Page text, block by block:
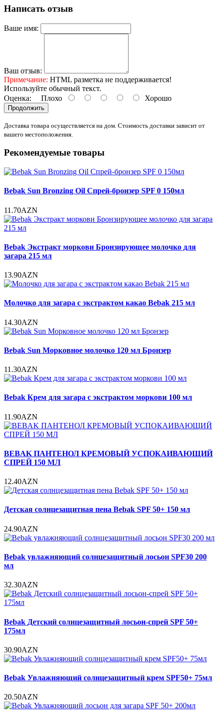
Написать отзыв
Ваше имя:
Ваш отзыв:
Примечание: HTML разметка не поддерживается!
Используйте обычный текст.
Оценка: Плохо Хорошо
Продолжить
Доставка товара осуществляется на дом. Стоимость доставки зависит от
вашего местоположения.
Рекомендуемые товары
Bebak Sun Bronzing Oil Спрей-бронзер SPF 0 150мл
11.70AZN
Bebak Экстракт моркови Бронзирующее молочко для
загара 215 мл
13.90AZN
Молочко для загара с экстрактом какао Bebak 215 мл
14.30AZN
Bebak Sun Морковное молочко 120 мл Бронзер
11.30AZN
Bebak Крем для загара с экстрактом моркови 100 мл
11.90AZN
BEBAK ПАНТЕНОЛ КРЕМОВЫЙ УСПОКАИВАЮЩИЙ
СПРЕЙ 150 МЛ
12.40AZN
Детская солнцезащитная пена Bebak SPF 50+ 150 мл
24.90AZN
Bebak увлажняющий солнцезащитный лосьон SPF30 200
мл
32.30AZN
Bebak Детский солнцезащитный лосьон-спрей SPF 50+
175мл
30.90AZN
Bebak Увлажняющий солнцезащитный крем SPF50+ 75мл
20.50AZN